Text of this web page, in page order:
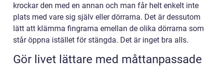
krockar den med en annan och man får helt enkelt inte
plats med vare sig själv eller dörrarna. Det är dessutom
lätt att klämma fingrarna emellan de olika dörrarna som
står öppna istället för stängda. Det är inget bra alls.
Gör livet lättare med måttanpassade